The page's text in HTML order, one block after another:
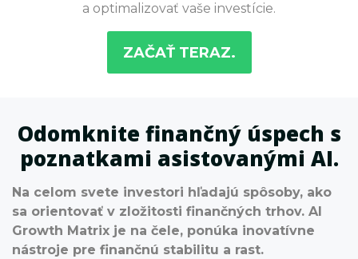
a optimalizovať vaše investície.
ZAČAŤ TERAZ.
Odomknite finančný úspech s
poznatkami asistovanými AI.
Na celom svete investori hľadajú spôsoby, ako
sa orientovať v zložitosti finančných trhov. AI
Growth Matrix je na čele, ponúka inovatívne
nástroje pre finančnú stabilitu a rast.